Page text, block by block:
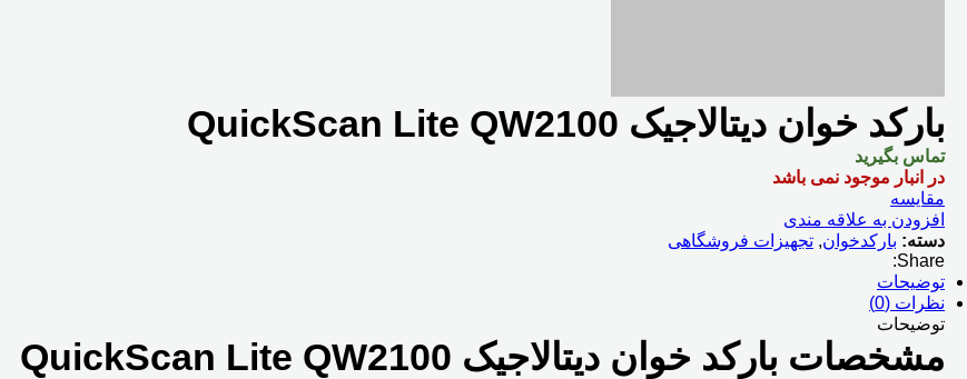
بارکد خوان دیتالاجیک QuickScan Lite QW2100
تماس بگیرید
در انبار موجود نمی باشد
مقایسه
افزودن به علاقه مندی
دسته: بارکدخوان, تجهیزات فروشگاهی
Share:
توضیحات
نظرات (0)
توضیحات
مشخصات بارکد خوان دیتالاجیک QuickScan Lite QW2100